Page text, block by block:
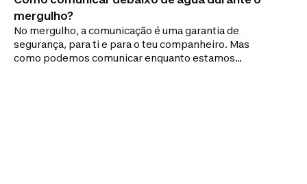
mergulho?
No mergulho, a comunicação é uma garantia de
segurança, para ti e para o teu companheiro. Mas
como podemos comunicar enquanto estamos